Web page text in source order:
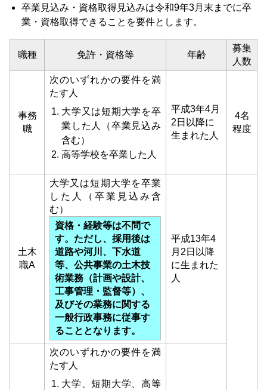
卒業見込み・資格取得見込みは令和9年3月末までに卒
業・資格取得できることを要件とします。
職種 免許・資格等 年齢
募集
人数
事務
職
次のいずれかの要件を満
たす人
⼤学⼜は短期⼤学を卒
業した⼈（卒業⾒込み
含む）
高等学校を卒業した⼈
平成3年4月
2日以降に
生まれた人
4名
程度
土木
職A
大学又は短期大学を卒業
した人（卒業見込み含
む）
資格・経験等は不問で
す。ただし、採用後は
道路や河川、下水道
等、公共事業の土木技
術業務（計画や設計、
工事管理・監督等）、
及びその業務に関する
一般行政事務に従事す
ることとなります。
平成13年4
月2日以降
に生まれた
人
次のいずれかの要件を満
たす人
⼤学、短期⼤学、高等